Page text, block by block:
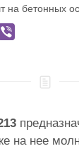
на бетонных
на нее